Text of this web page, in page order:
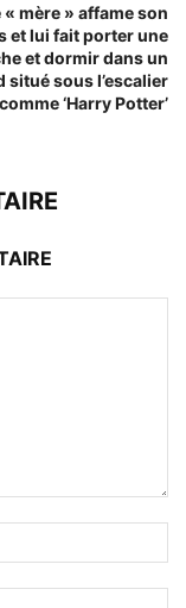
« mère » affame son
et lui fait porter une
et dormir dans un
situé sous l’escalier
comme ‘Harry Potter’